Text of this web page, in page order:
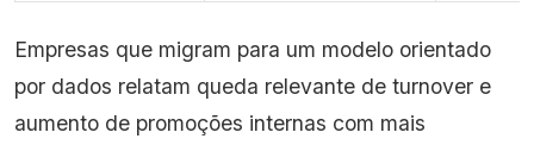
Empresas que migram para um modelo orientado
por dados relatam queda relevante de turnover e
aumento de promoções internas com mais